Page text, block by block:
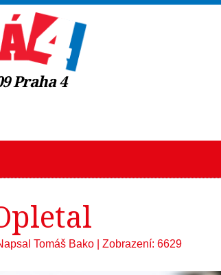
Praha 4
Tomáš Bako
Zobrazení: 6629